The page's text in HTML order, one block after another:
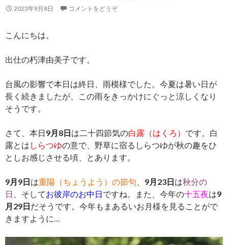
2023年9月8日 コメントをどうぞ
こんにちは。
出仕の朽津由美子です。
台風の影響で本日は終日、雨模様でした。今夏は暑い日が
長く続きましたが、この雨をきっかけにぐっと涼しくなり
そうです。
さて、本日9月8日は二十四節気の白露（はくろ） です。白
露とは しらつゆの意で、野草に宿るしらつゆが秋の趣をひ
としお感じさせる頃、とあります。
9月9日は重陽（ちょうよう）の節句 9月23日は秋分の
日
、そしてお彼岸のお中日ですね。また、今年の十五夜は9
月29日だそうです。今年もまあるいお月様を見ることがで
きますように…